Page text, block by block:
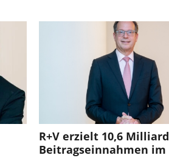
R+V erzielt 10,6
Beitragseinnahmen im